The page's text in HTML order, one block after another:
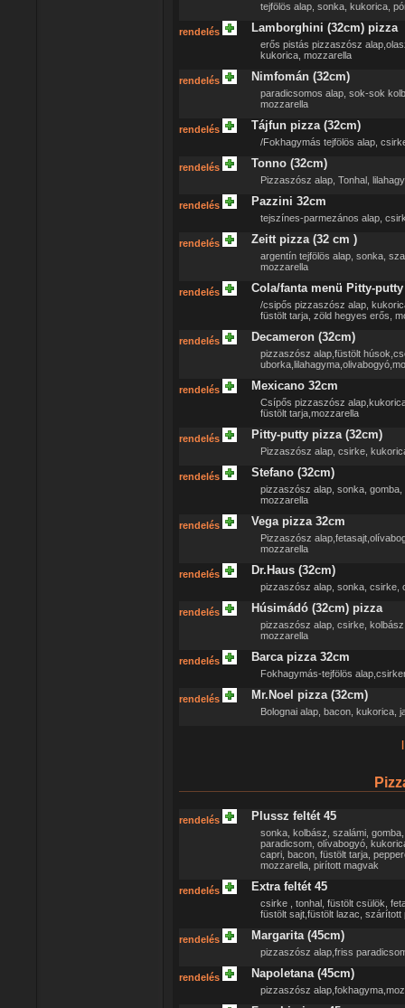
tejfölös alap, sonka, kukorica,
rendelés Lamborghini (32cm) pizza
erős pistás pizzaszósz
kukorica, mozzarella
rendelés Nimfomán (32cm)
paradicsomos alap, sok-sok
mozzarella
rendelés Tájfun pizza (32cm)
/Fokhagymás tejfölös alap,
rendelés Tonno (32cm)
Pizzaszósz alap, Tonhal,
rendelés Pazzini 32cm
tejszínes-parmezános alap,
rendelés Zeitt pizza (32 cm )
argentín tejfölös alap, sonka,
mozzarella
rendelés Cola/fanta menü Pitty-
/csipős pizzaszósz alap,
füstölt tarja, zöld hegyes erős,
rendelés Decameron (32cm)
pizzaszósz alap,füstölt
rendelés Mexicano 32cm
Csípős pizzaszósz
füstölt tarja,mozzarella
rendelés Pitty-putty pizza (32cm)
Pizzaszósz alap, csirke,
rendelés Stefano (32cm)
pizzaszósz alap, sonka,
mozzarella
rendelés Vega pizza 32cm
Pizzaszósz
mozzarella
rendelés Dr.Haus (32cm)
pizzaszósz alap, sonka, csirke,
rendelés Húsimádó (32cm) pizza
pizzaszósz alap, csirke,
mozzarella
rendelés Barca pizza 32cm
Fokhagymás-tejfölös
rendelés Mr.Noel pizza (32cm)
Bolognai alap, bacon, kukorica,
rendelés Plussz feltét 45
sonka, kolbász, szalámi,
paradicsom, olívabogyó,
capri, bacon, füstölt tarja,
mozzarella, pirított magvak
rendelés Extra feltét 45
csirke , tonhal, füstölt csülök,
füstölt sajt,füstölt lazac, szárított
rendelés Margarita (45cm)
pizzaszósz alap,friss
rendelés Napoletana (45cm)
pizzaszósz